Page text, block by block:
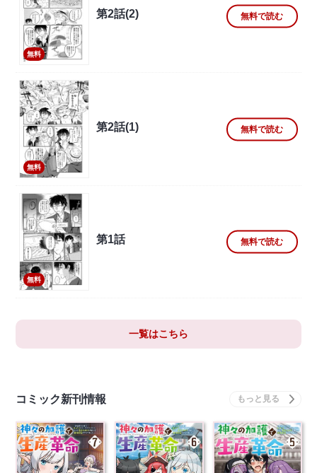
無料
第2話(2) 無料で読む
無料
第2話(1) 無料で読む
無料
第1話 無料で読む
一覧はこちら
コミック新刊情報